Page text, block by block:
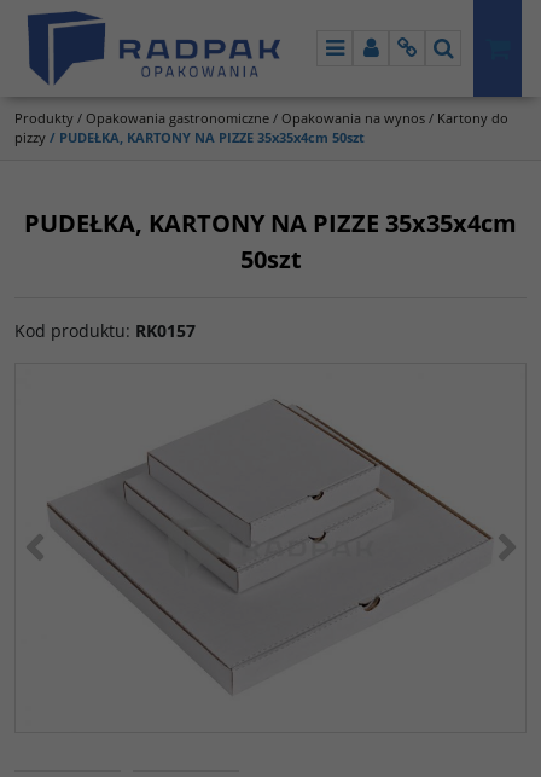
MenuPanelInfoSzukaj
Produkty / Opakowania gastronomiczne / Opakowania na wynos / Kartony do
pizzy / PUDEŁKA, KARTONY NA PIZZE 35x35x4cm 50szt
PUDEŁKA, KARTONY NA PIZZE 35x35x4cm
50szt
Kod produktu: RK0157
<